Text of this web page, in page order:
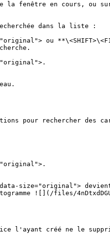
fenêtre en cours, ou
dans la liste :
ou
pour rechercher des
size="original">
![](/files/
l'ayant créé ne le